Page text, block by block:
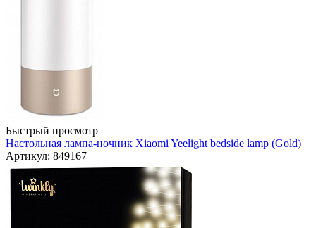
Быстрый просмотр
Настольная лампа-ночник Xiaomi Yeelight bedside lamp (Gold)
Артикул: 849167